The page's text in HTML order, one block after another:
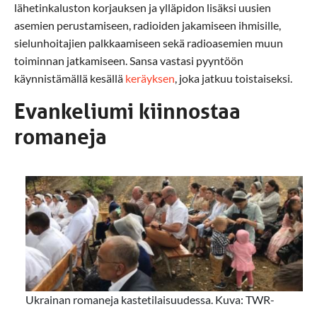
lähetinkaluston korjauksen ja ylläpidon lisäksi uusien
asemien perustamiseen, radioiden jakamiseen ihmisille,
sielunhoitajien palkkaamiseen sekä radioasemien muun
toiminnan jatkamiseen. Sansa vastasi pyyntöön
käynnistämällä kesällä keräyksen, joka jatkuu toistaiseksi.
Evankeliumi kiinnostaa
romaneja
Ukrainan romaneja kastetilaisuudessa. Kuva: TWR-